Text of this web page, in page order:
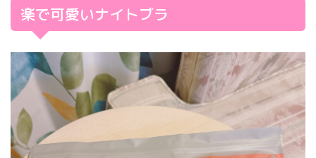
楽で可愛いナイトブラ